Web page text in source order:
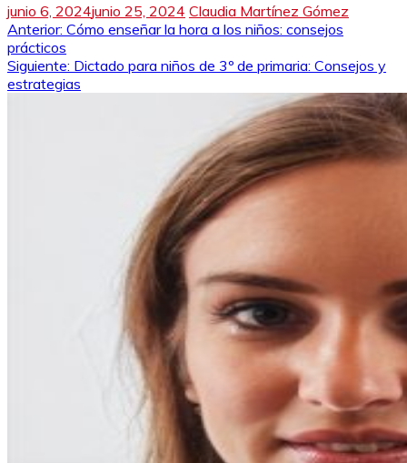
junio 6, 2024junio 25, 2024 Claudia Martínez Gómez
Navegación
de
entradas
Anterior: Cómo enseñar la hora a los niños: consejos
prácticos
Siguiente: Dictado para niños de 3º de primaria: Consejos y
estrategias